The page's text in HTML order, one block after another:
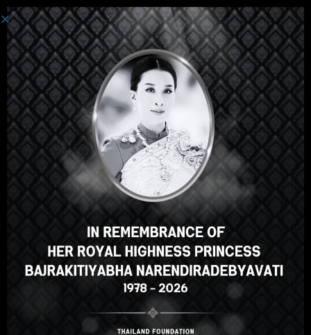
Iniciar Sesión
Hola, un gran curso, ¿verdad?
¿Te gusta este curso?
INSCRIBIRSE EN EL CURSO
Select your language
Spanish English ภาษาไทย
Korean Japanese
French